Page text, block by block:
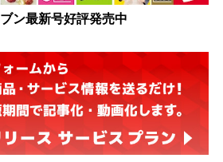
ン最新号好評発売中